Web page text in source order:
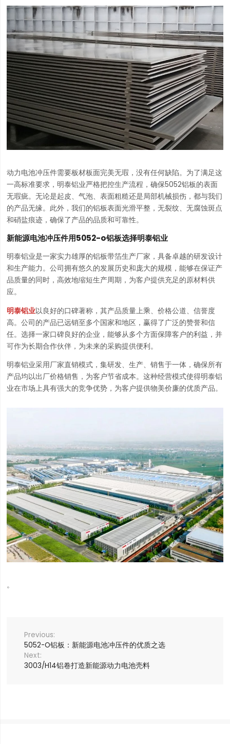
动力电池冲压件需要板材板面完美无瑕，没有任何缺陷。为了满足这
一高标准要求，明泰铝业严格把控生产流程，确保5052铝板的表面
无瑕疵。无论是起皮、气泡、表面粗糙还是局部机械损伤，都与我们
的产品无缘。此外，我们的铝板表面光滑平整，无裂纹、无腐蚀斑点
和硝盐痕迹，确保了产品的品质和可靠性。
新能源电池冲压件用5052-o铝板选择明泰铝业
明泰铝业是一家实力雄厚的铝板带箔生产厂家，具备卓越的研发设计
和生产能力。公司拥有悠久的发展历史和庞大的规模，能够在保证产
品质量的同时，高效地缩短生产周期，为客户提供充足的原材料供
应。
明泰铝业以良好的口碑著称，其产品质量上乘、价格公道、信誉度
高。公司的产品已远销至多个国家和地区，赢得了广泛的赞誉和信
任。选择一家口碑良好的企业，能够从多个方面保障客户的利益，并
可作为长期合作伙伴，为未来的采购提供便利。
明泰铝业采用厂家直销模式，集研发、生产、销售于一体，确保所有
产品均以出厂价格销售，为客户节省成本。这种经营模式使得明泰铝
业在市场上具有强大的竞争优势，为客户提供物美价廉的优质产品。
。
5052-O铝板：新能源电池冲压件的优质之选
3003/H14铝卷打造新能源动力电池壳料